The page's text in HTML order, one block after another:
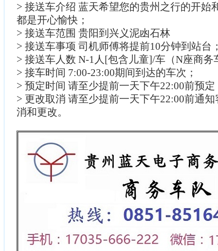
> 接送车介绍 蓝天希望您的贵州之行的开始
都是开心愉快；
> 接送车范围 贵阳到兴义泥凼石林
> 接送车事项 司机师傅将提前10分钟到站台
> 接送车人数 N-1人[包含儿童]/车（N座商务
> 接车时间 7:00-23:00期间到达的车次；
> 预定时间 请至少提前一天下午22:00前预
> 更改取消 请至少提前一天下午22:00前通
消和更改。